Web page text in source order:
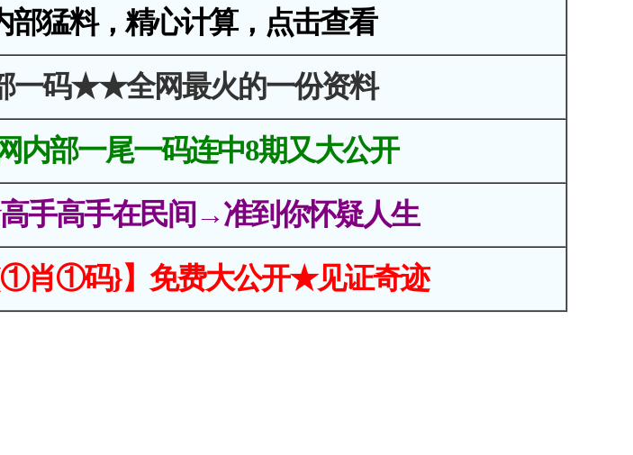
部猛料，精心计算，点击查看
一码★★全网最火的一份资料
内部一尾一码连中8期又大公开
手高手在民间→准到你怀疑人生
肖①码}】免费大公开★见证奇迹